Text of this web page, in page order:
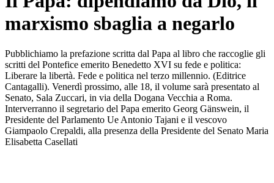
marxismo sbaglia a negarlo
Pubblichiamo la prefazione scritta dal Papa al libro che raccoglie gli
scritti del Pontefice emerito Benedetto XVI su fede e politica:
Liberare la libertà. Fede e politica nel terzo millennio. (Editrice
Cantagalli). Venerdì prossimo, alle 18, il volume sarà presentato al
Senato, Sala Zuccari, in via della Dogana Vecchia a Roma.
Interverranno il segretario del Papa emerito Georg Gänswein, il
Presidente del Parlamento Ue Antonio Tajani e il vescovo
Giampaolo Crepaldi, alla presenza della Presidente del Senato Maria
Elisabetta Casellati